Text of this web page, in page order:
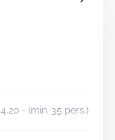
- (min. 35 pers.)